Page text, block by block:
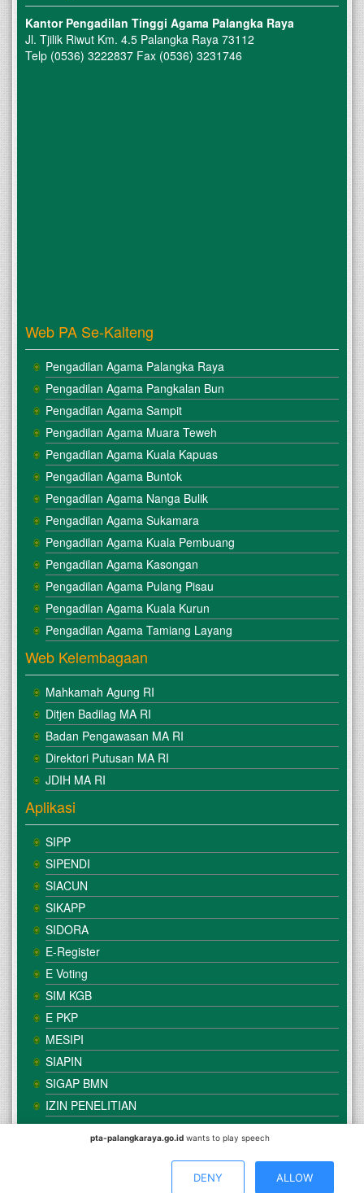
Kantor Pengadilan Tinggi Agama Palangka Raya
Jl. Tjilik Riwut Km. 4.5 Palangka Raya 73112
Telp (0536) 3222837 Fax (0536) 3231746
Web PA Se-Kalteng
Pengadilan Agama Palangka Raya
Pengadilan Agama Pangkalan Bun
Pengadilan Agama Sampit
Pengadilan Agama Muara Teweh
Pengadilan Agama Kuala Kapuas
Pengadilan Agama Buntok
Pengadilan Agama Nanga Bulik
Pengadilan Agama Sukamara
Pengadilan Agama Kuala Pembuang
Pengadilan Agama Kasongan
Pengadilan Agama Pulang Pisau
Pengadilan Agama Kuala Kurun
Pengadilan Agama Tamiang Layang
Web Kelembagaan
Mahkamah Agung RI
Ditjen Badilag MA RI
Badan Pengawasan MA RI
Direktori Putusan MA RI
JDIH MA RI
Aplikasi
SIPP
SIPENDI
SIACUN
SIKAPP
SIDORA
E-Register
E Voting
SIM KGB
E PKP
MESIPI
SIAPIN
SIGAP BMN
IZIN PENELITIAN
Agama Palangka Raya
Direkomendasikan Menggunakan Browser :
Mozilla Firefox
pta-palangkaraya.go.id wants to play speech
DENY ALLOW